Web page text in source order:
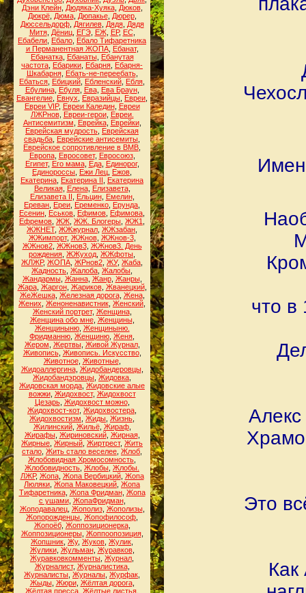
Дэни Клейн, Дюдяка-Хуяка, Дюков,
Дюкрё, Дюма, Дюпакье, Дюрер,
Дюссельдорф, Дягилев, Дядя, Дядя
Митя, Дёниц, ЕГЭ, ЕЖ, ЕР, ЕС,
Ебабели Ебало Ебало Тифаретника
и Перманентная ЖОПА, Ебанат,
Ебанатка, Ебанаты, Ебанутая
частота Ебарики Ебарня Ебарня-
Шкабарня, Ебать-не-переебать,
Ебаться Ебицкий Ебленский Ебля
Ебулина, Ебуля, Ева, Ева Браун,
Евангелие Евнух Евразийцы Евреи
Евреи VIP, Евреи Каледин, Евреи
ЛЖРнов, Евреи-герои, Евреи.
Антисемитизм
Еврейка, Еврейки,
Еврейская мудрость Еврейская
свадьба Еврейские антисемиты
Еврейское сопротивление в ВМВ
Европа, Евросовет, Евросоюз,
Египет, Его мама, Еда, Единорог,
Единороссы Ежи Лец Ежов
Екатерина Екатерина II
Екатерина
Великая, Елена, Елизавета,
Елизавета II
Ельцин, Емелин,
Ереван Ереи Еременко Ерунда
Есенин Еськов Ефимов Ефимова
Ефремов ЖЖ ЖЖ. Блогеры ЖЖ1
ЖЖНЕТ, ЖЖжурнал ЖЖзабан
ЖЖимпорт, ЖЖнов, ЖЖнов-3,
ЖЖнов2, ЖЖнов3, ЖЖнов3. День
рождения ЖЖуход ЖЖфоты
ЖЛЖР, ЖОПА ЖРнов2 ЖУ, Жаба
Жадность Жалоба Жалобы
Жандармы, Жанна, Жанр, Жанры,
Жара, Жаргон, Жариков, Жванецкий,
ЖеЖешка, Железная дорога, Жена,
Жених Женоненавистник Женский
Женский портрет, Женщина,
Женщина обо мне, Женщины,
Женщиныню, Женщиныню.
Фридманню Женщиню Женя
Жером Жертвы, Живой Журнал,
Живопись, Живопись. Искусство,
Животное, Животные,
Жидоаллергина, Жидобандеровцы,
Жидобандэровцы Жидовка
Жидовская морда Жидовские алые
вожжи, Жидохвост, Жидохвост
Цезарь, Жидохвост можно,
Жидохвост-кот, Жидохвостера
Жидохвостизм Жиды Жизнь
Жилинский, Жильё, Жираф,
Жирафы, Жириновский, Жирная,
Жирные Жирный Жиртрест, Жить
стало Жить стало веселее Жлоб
Жлобовидная Хромосомность
Жлобовидность Жлобы Жлобы.
ЛЖР, Жопа, Жопа Вербицкий, Жопа
Люляки Жопа Маковецкий Жопа
Тифаретника, Жопа Фридман, Жопа
с ушами, ЖопаФридман,
Жоподавалец, Жополиз, Жополизы,
Жопорожденцы Жопофилософ
Жопоёб, Жоппозиционерка,
Жоппозиционеры, Жоппоопозиция,
Жопшник Жу, Жуков Жулик
Жулики, Жульман, Журавков,
Журавковкомменты Журнал
Журналист, Журналистика,
Журналисты Журналы Журфак
Жыды, Жюри, Жёлтая дорога,
Жёлтая пресса Жёлтые листья
что в
Это